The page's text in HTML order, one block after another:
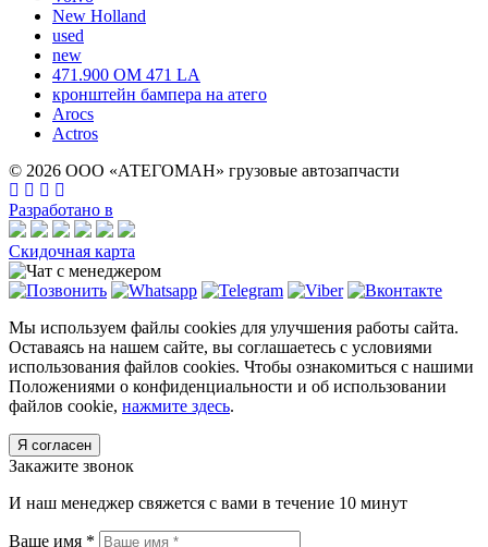
New Holland
used
new
471.900 OM 471 LA
кронштейн бампера на атего
Arocs
Actros
© 2026 ООО «АТЕГОМАН» грузовые автозапчасти
Разработано в
Скидочная карта
Мы используем файлы cookies для улучшения работы сайта.
Оставаясь на нашем сайте, вы соглашаетесь с условиями
использования файлов cookies. Чтобы ознакомиться с нашими
Положениями о конфиденциальности и об использовании
файлов cookie, нажмите здесь.
Я согласен
Закажите звонок
И наш менеджер свяжется с вами в течение 10 минут
Ваше имя *